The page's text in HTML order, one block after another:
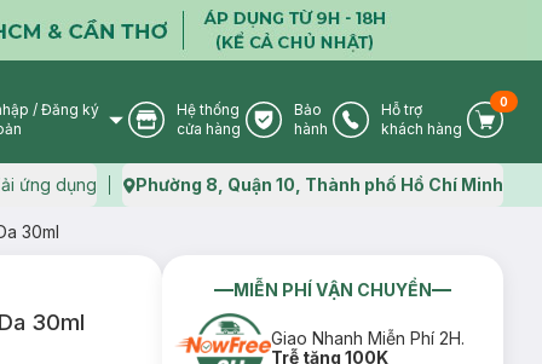
User Icon
/ Đăng ký
Store Icon
Hệ thống
cửa hàng
Warranty Icon
Bảo
hành
Phone Icon
Hỗ trợ
khách hàng
Cart
0
ứng dụng Map icon
Phường 8, Quận 10, Thành phố Hồ Chí Minh
30ml
30ml
MIỄN PHÍ VẬN CHUYỂN
Giao Nhanh Miễn Phí 2H.
Trễ tặng 100K